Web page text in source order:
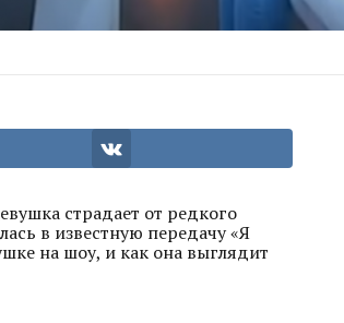
страдает от редкого
в известную передачу «Я
на шоу, и как она выглядит